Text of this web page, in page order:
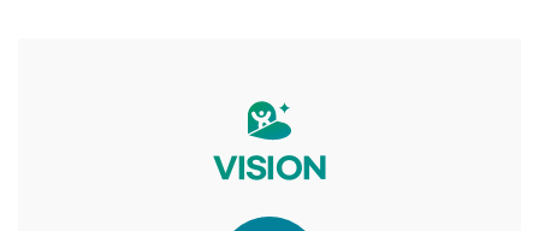
VISION